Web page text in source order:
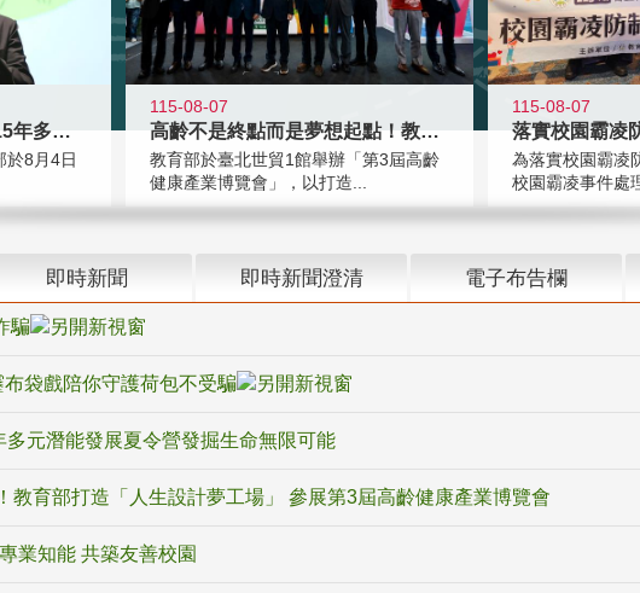
跨越限制，探索潛能！115年多元潛
於8月4日
115-08-07
高齡不是終點而是夢想起點！教育部打
教育部於臺北世貿1館舉辦「第3屆高齡
健康產業博覽會」，以打造...
115-08-07
為落實校園霸凌
校園霸凌事件處
即時新聞 即時新聞澄清 電子布告欄
騙
袋戲陪你守護荷包不受騙
元潛能發展夏令營發掘生命無限可能
教育部打造「人生設計夢工場」 參展第3屆高齡健康產業博覽會
業知能 共築友善校園